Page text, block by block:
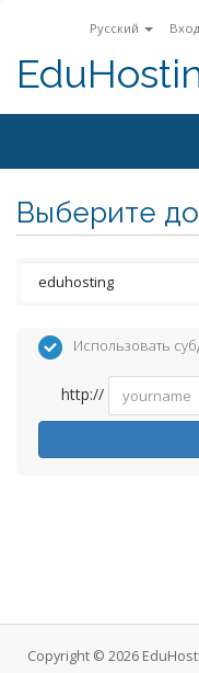
Русский Вход
Выберите
Использовать
http://
Copyright © 2026